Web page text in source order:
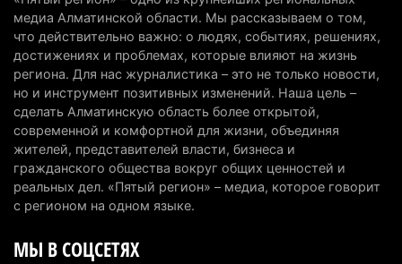
Казахстан может начать выпуск экологичного
топлива для самолетов: пилотный проект
запустят в Алатау
5 августа 2026 г. 12:32 191
Туриста с тяжелыми травмами эвакуировали в
горах Алматинской области после камнепада
5 августа 2026 г. 11:23 162
Алматинской области, судят спустя год после
медиа Алматинской области. Мы рассказываем о том,
что действительно важно: о людях, событиях, решениях,
достижениях и проблемах, которые влияют на жизнь
региона. Для нас журналистика – это не только новости,
но и инструмент позитивных изменений. Наша цель –
сделать Алматинскую область более открытой,
современной и комфортной для жизни, объединяя
жителей, представителей власти, бизнеса и
гражданского общества вокруг общих ценностей и
реальных дел. «Пятый регион» – медиа, которое говорит
с регионом на одном языке.
МЫ В СОЦСЕТЯХ